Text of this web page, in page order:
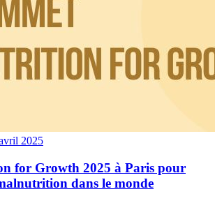
2025
for Growth 2025 à Paris pour
dans le monde